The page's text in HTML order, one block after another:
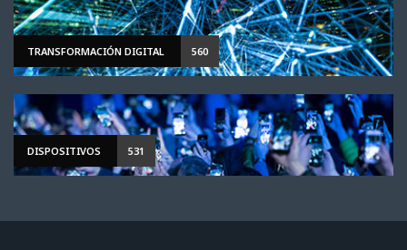
TRANSFORMACIÓN DIGITAL 560
DISPOSITIVOS 531